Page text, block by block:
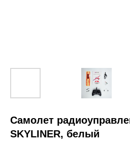
Самолет
SKYLINER, белый